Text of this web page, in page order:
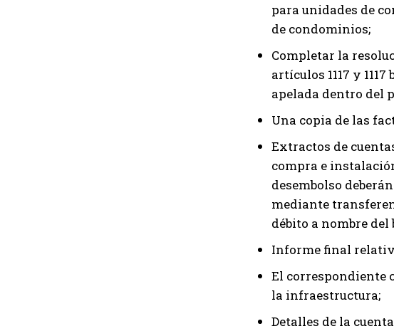
para unidades de
de condominios;
Completar la
artículos 1117 y
apelada dentro del
Una copia de las
Extractos de
compra e
desembolso
mediante
débito a nombre
Informe final
El correspondiente
la infraestructura;
Detalles de la